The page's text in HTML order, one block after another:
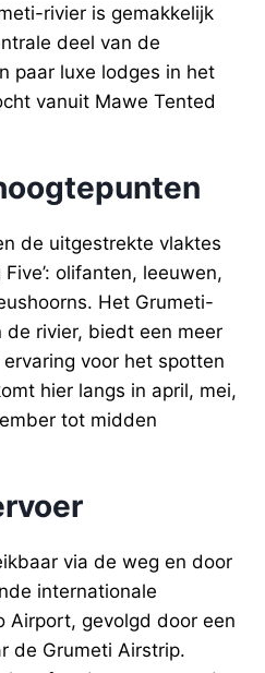
rivier is gemakkelijk
deel van de
paar luxe lodges in het
vanuit Mawe Tented
de uitgestrekte vlaktes
olifanten, leeuwen,
Het Grumeti-
de rivier, biedt een meer
voor het spotten
hier langs in april, mei,
tot midden
via de weg en door
internationale
Airport, gevolgd door een
de Grumeti Airstrip.